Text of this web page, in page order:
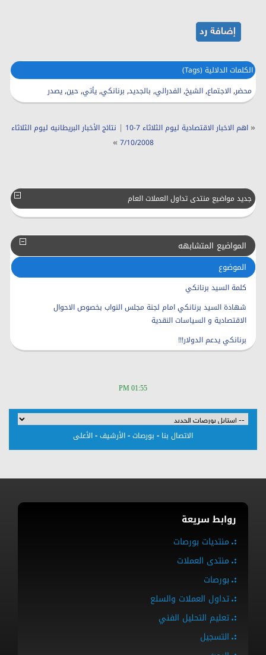
الكلمات الدلالية (Tags)
محضر,الاجتماع,الشيخ,الفدرالي, بالجديد, برنانكي,يأتي,حين,يصدر
« اهم الاخبار الاقتصادية ليوم الثلاثاء 7-10 | نتائج الأخبار البريطانيه ليوم الثلاثاء
7/10/2008
»
جديد مواضيع منتدى تداول العملات العام
المواضيع المتشابهه
الموضوع
كلمة السيد برنانكي
شهادة السيد برنانكي امام لجنة مجلس النواب بخصوص الاحوال
الاقتصادية و السياسات النقدية
برنانكي يدعم الدولار!!!
01:55 PM
الاتصال بنا - بورصات-الأرشيف-الأعلى
روابط سريعة
منتديات بورصات
منتدى العملات
بورصات
تداول العملات والسلع
تعليم التحليل الفني
التسجيل